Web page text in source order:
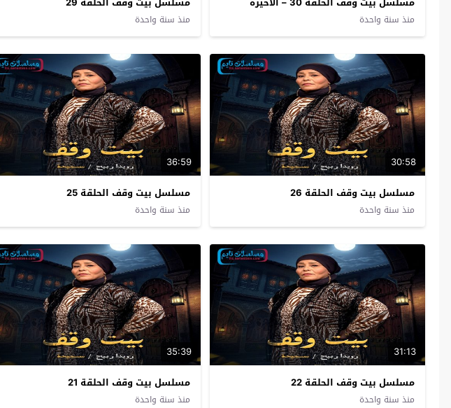
منذ سنة واحدة منذ سنة واحدة
30:58
مسلسل بيت وقف الحلقة 26
منذ سنة واحدة
36:59
مسلسل بيت وقف الحلقة 25
منذ سنة واحدة
31:13
مسلسل بيت وقف الحلقة 22
منذ سنة واحدة
35:39
مسلسل بيت وقف الحلقة 21
منذ سنة واحدة